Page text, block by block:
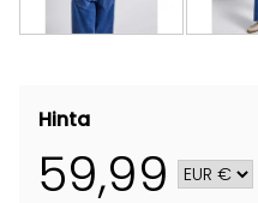
Hinta
59,99